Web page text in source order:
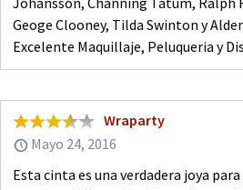
Geoge Clooney, Tilda Swinton y
Excelente Maquillaje, Peluqueria y
Wraparty
Mayo 24, 2016
Esta cinta es una verdadera joya